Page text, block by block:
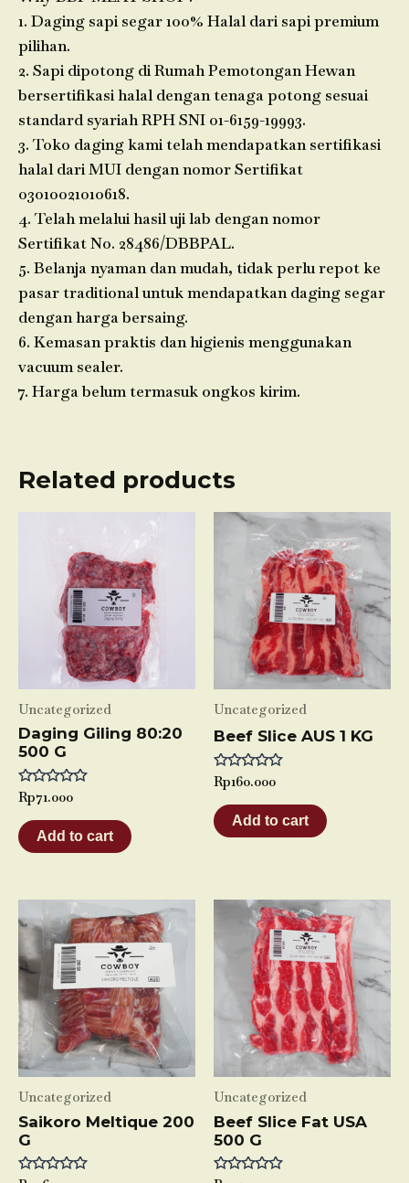
1. Daging sapi segar 100% Halal dari sapi premium
pilihan.
2. Sapi dipotong di Rumah Pemotongan Hewan
bersertifikasi halal dengan tenaga potong sesuai
standard syariah RPH SNI 01-6159-19993.
3. Toko daging kami telah mendapatkan sertifikasi
halal dari MUI dengan nomor Sertifikat
03010021010618.
4. Telah melalui hasil uji lab dengan nomor
Sertifikat No. 28486/DBBPAL.
5. Belanja nyaman dan mudah, tidak perlu repot ke
pasar traditional untuk mendapatkan daging segar
dengan harga bersaing.
6. Kemasan praktis dan higienis menggunakan
vacuum sealer.
7. Harga belum termasuk ongkos kirim.
Related products
Uncategorized
Daging Giling 80:20
500 G
Rated
out
of
5
Rp71.000
Add to cart
Uncategorized
Beef Slice AUS 1 KG
Rated
out
of
5
Rp160.000
Add to cart
Uncategorized
Saikoro Meltique 200
G
Uncategorized
Beef Slice Fat USA
500 G